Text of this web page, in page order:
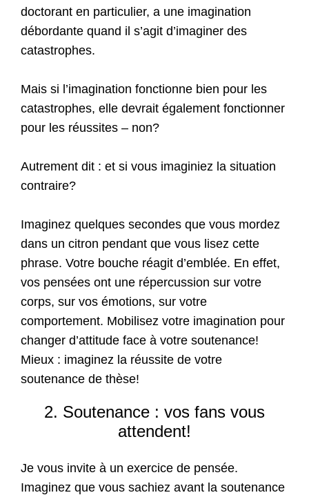
doctorant en particulier, a une imagination
débordante quand il s’agit d’imaginer des
catastrophes.
Mais si l’imagination fonctionne bien pour les
catastrophes, elle devrait également fonctionner
pour les réussites – non?
Autrement dit : et si vous imaginiez la situation
contraire?
Imaginez quelques secondes que vous mordez
dans un citron pendant que vous lisez cette
phrase. Votre bouche réagit d’emblée. En effet,
vos pensées ont une répercussion sur votre
corps, sur vos émotions, sur votre
comportement. Mobilisez votre imagination pour
changer d’attitude face à votre soutenance!
Mieux : imaginez la réussite de votre
soutenance de thèse!
2. Soutenance : vos fans vous
attendent!
Je vous invite à un exercice de pensée.
Imaginez que vous sachiez avant la soutenance